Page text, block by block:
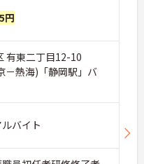
円
有東二丁目12-10
－熱海)「静岡駅」バ
バイト